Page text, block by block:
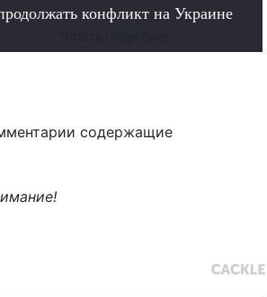
конфликт на Украине
содержащие